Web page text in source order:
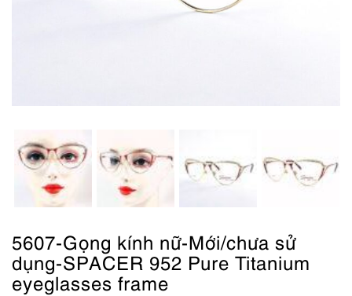
5607-Gọng kính nữ-Mới/chưa sử
dụng-SPACER 952 Pure Titanium
eyeglasses frame